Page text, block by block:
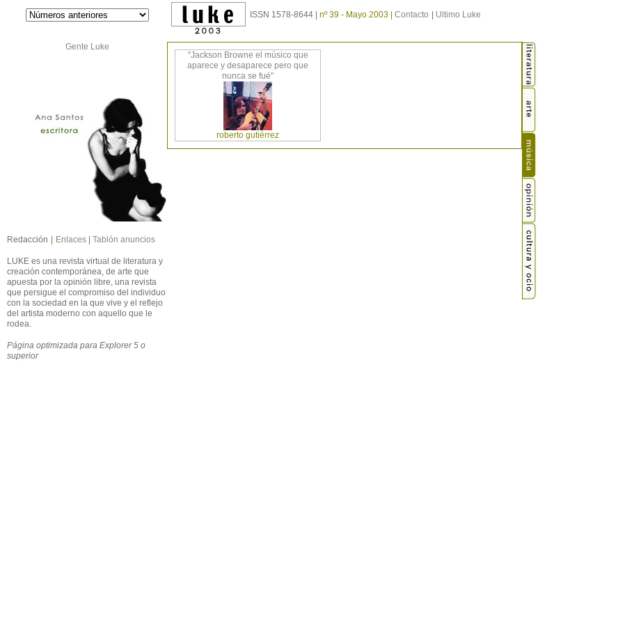
ISSN 1578-8644 | nº 39 - Mayo 2003 | Contacto Ultimo Luke
Gente Luke
Redacción Enlaces Tablón anuncios
LUKE es una revista virtual de literatura y
creación contemporánea, de arte que
apuesta por la opinión libre, una revista
que persigue el compromiso del individuo
con la sociedad en la que vive y el reflejo
del artista moderno con aquello que le
rodea.
Página optimizada para Explorer 5 o
superior
"Jackson Browne el músico que
aparece y desaparece pero que
nunca se fué"
roberto gutiérrez